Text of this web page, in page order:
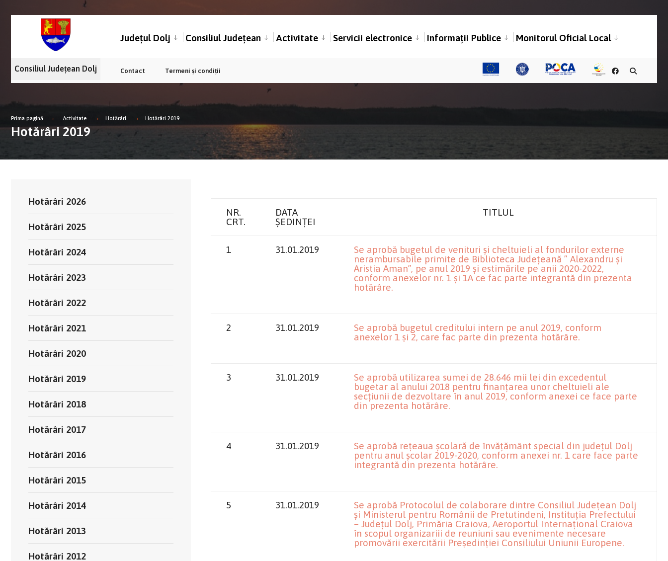
Județul Dolj Consiliul Județean Activitate Servicii electronice Informații Publice Monitorul Oficial Local
Consiliul Județean Dolj Contact Termeni și condiții
Prima pagină Activitate Hotărâri Hotărâri 2019
Hotărâri 2019
NR.
CRT.
DATA
ȘEDINȚEI
TITLUL
1 31.01.2019
Se aprobă bugetul de venituri și cheltuieli al fondurilor externe
nerambursabile primite de Biblioteca Județeană ” Alexandru și
Aristia Aman”, pe anul 2019 și estimările pe anii 2020-2022,
conform anexelor nr. 1 și 1A ce fac parte integrantă din prezenta
hotărâre.
2 31.01.2019
Se aprobă bugetul creditului intern pe anul 2019, conform
anexelor 1 și 2, care fac parte din prezenta hotărâre.
3 31.01.2019
Se aprobă utilizarea sumei de 28.646 mii lei din excedentul
bugetar al anului 2018 pentru finanțarea unor cheltuieli ale
secțiunii de dezvoltare în anul 2019, conform anexei ce face parte
din prezenta hotărâre.
4 31.01.2019
Se aprobă rețeaua școlară de învățământ special din județul Dolj
pentru anul școlar 2019-2020, conform anexei nr. 1 care face parte
integrantă din prezenta hotărâre.
5 31.01.2019
Se aprobă Protocolul de colaborare dintre Consiliul Județean Dolj
și Ministerul pentru Românii de Pretutindeni, Instituția Prefectului
– Județul Dolj, Primăria Craiova, Aeroportul Internațional Craiova
în scopul organizariii de reuniuni sau evenimente necesare
promovării exercitării Președinției Consiliului Uniunii Europene.
Hotărâri 2026
Hotărâri 2025
Hotărâri 2024
Hotărâri 2023
Hotărâri 2022
Hotărâri 2021
Hotărâri 2020
Hotărâri 2019
Hotărâri 2018
Hotărâri 2017
Hotărâri 2016
Hotărâri 2015
Hotărâri 2014
Hotărâri 2013
Hotărâri 2012